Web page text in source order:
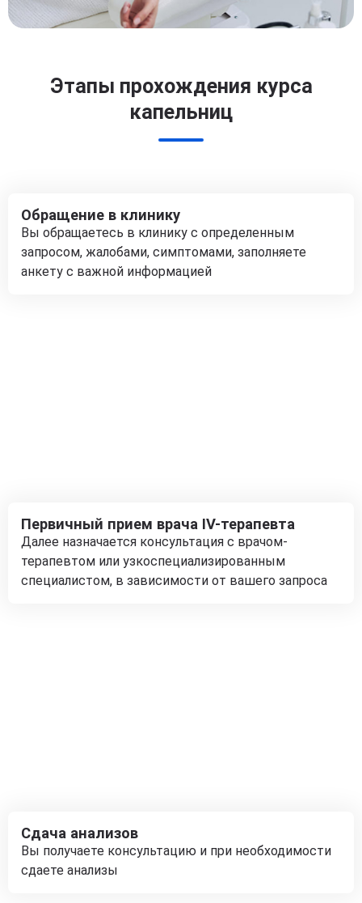
Этапы прохождения курса
капельниц
Обращение в клинику
Вы обращаетесь в клинику с определенным
запросом, жалобами, симптомами, заполняете
анкету с важной информацией
Первичный прием врача IV-терапевта
Далее назначается консультация с врачом-
терапевтом или узкоспециализированным
специалистом, в зависимости от вашего запроса
Сдача анализов
Вы получаете консультацию и при необходимости
сдаете анализы